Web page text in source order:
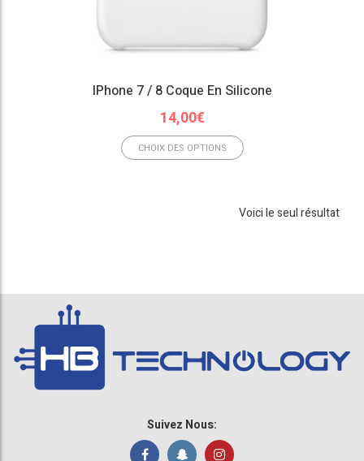
IPhone 7 / 8 Coque En Silicone
14,00€
CHOIX DES OPTIONS
Voici le seul résultat
Suivez Nous: